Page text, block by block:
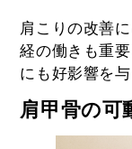
肩こりの改善
経の働きも重
にも好影響を
肩甲骨の可